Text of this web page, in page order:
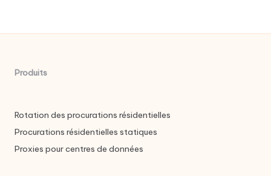
Produits
Rotation des procurations résidentielles
Procurations résidentielles statiques
Proxies pour centres de données